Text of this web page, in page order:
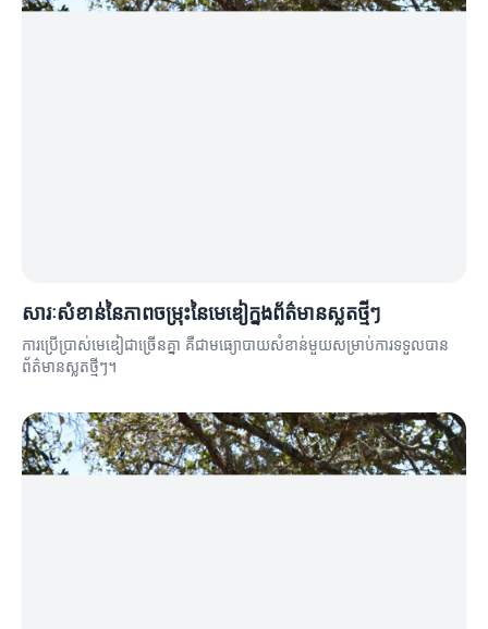
សារៈសំខាន់នៃភាពចម្រុះនៃមេឌៀក្នុងព័ត៌មានស្លតថ្មីៗ
ការប្រើប្រាស់មេឌៀជាច្រើនគ្នា គឺជាមធ្យោបាយសំខាន់មួយសម្រាប់ការទទួលបាន
ព័ត៌មានស្លតថ្មីៗ។